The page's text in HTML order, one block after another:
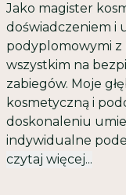
Jako magister
doświadczeniem i
podyplomowymi z
wszystkim na
zabiegów. Moje
kosmetyczną i
doskonaleniu
indywidualne
czytaj więcej...